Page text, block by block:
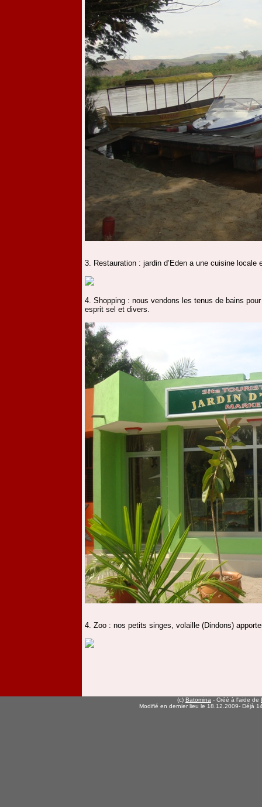
3. Restauration : jardin d’Eden a une cuisine
4. Shopping : nous vendons les tenus de bains
esprit sel et divers.
4. Zoo : nos petits singes, volaille (Dindons)
(c) Batomina - Créé à l'aide de
Modifié en dernier lieu le 18.12.2009- Déjà